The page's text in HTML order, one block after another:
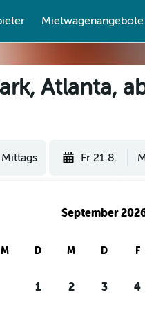
Mietwagenangebote
Atlanta,
Mittags Fr 21.8.
September
M D M D F
1 2 3 4